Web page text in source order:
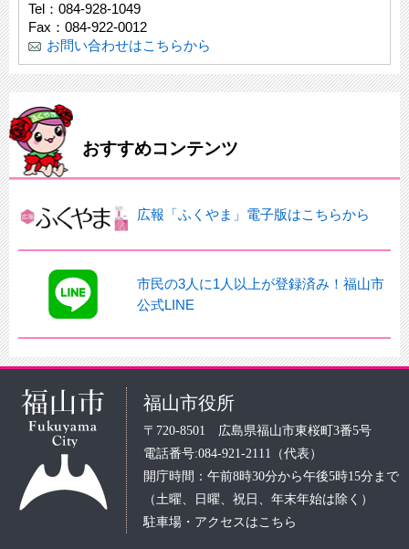
Tel：084-928-1049
Fax：084-922-0012
お問い合わせはこちらから
おすすめコンテンツ
広報「ふくやま」電子版はこちらから
市民の3人に1人以上が登録済み！福山市
公式LINE
福山市役所
〒720-8501 広島県福山市東桜町3番5号
電話番号:084-921-2111（代表）
開庁時間：午前8時30分から午後5時15分まで
（土曜、日曜、祝日、年末年始は除く）
駐車場・アクセスはこちら